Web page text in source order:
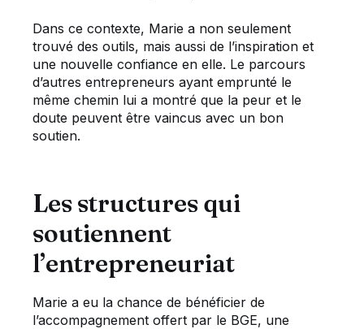
Dans ce contexte, Marie a non seulement
trouvé des outils, mais aussi de l’inspiration et
une nouvelle confiance en elle. Le parcours
d’autres entrepreneurs ayant emprunté le
même chemin lui a montré que la peur et le
doute peuvent être vaincus avec un bon
soutien.
Les structures qui
soutiennent
l’entrepreneuriat
Marie a eu la chance de bénéficier de
l’accompagnement offert par le BGE, une